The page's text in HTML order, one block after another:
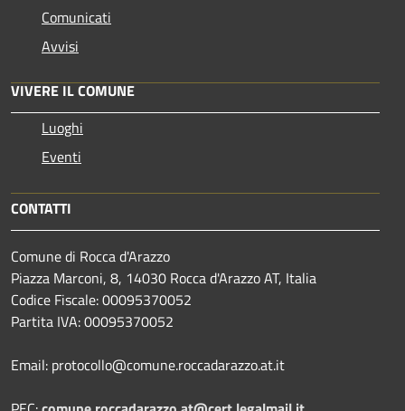
Comunicati
Avvisi
VIVERE IL COMUNE
Luoghi
Eventi
CONTATTI
Comune di Rocca d'Arazzo
Piazza Marconi, 8, 14030 Rocca d'Arazzo AT, Italia
Codice Fiscale: 00095370052
Partita IVA: 00095370052
Email: protocollo@comune.roccadarazzo.at.it